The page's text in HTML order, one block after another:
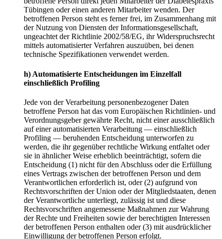
Tübingen oder einen anderen Mitarbeiter wenden. Der
betroffenen Person steht es ferner frei, im Zusammenhang mit
der Nutzung von Diensten der Informationsgesellschaft,
ungeachtet der Richtlinie 2002/58/EG, ihr Widerspruchsrecht
mittels automatisierter Verfahren auszuüben, bei denen
technische Spezifikationen verwendet werden.
h) Automatisierte Entscheidungen im Einzelfall
einschließlich Profiling
Jede von der Verarbeitung personenbezogener Daten
betroffene Person hat das vom Europäischen Richtlinien- und
Verordnungsgeber gewährte Recht, nicht einer ausschließlich
auf einer automatisierten Verarbeitung — einschließlich
Profiling — beruhenden Entscheidung unterworfen zu
werden, die ihr gegenüber rechtliche Wirkung entfaltet oder
sie in ähnlicher Weise erheblich beeinträchtigt, sofern die
Entscheidung (1) nicht für den Abschluss oder die Erfüllung
eines Vertrags zwischen der betroffenen Person und dem
Verantwortlichen erforderlich ist, oder (2) aufgrund von
Rechtsvorschriften der Union oder der Mitgliedstaaten, denen
der Verantwortliche unterliegt, zulässig ist und diese
Rechtsvorschriften angemessene Maßnahmen zur Wahrung
der Rechte und Freiheiten sowie der berechtigten Interessen
der betroffenen Person enthalten oder (3) mit ausdrücklicher
Einwilligung der betroffenen Person erfolgt.